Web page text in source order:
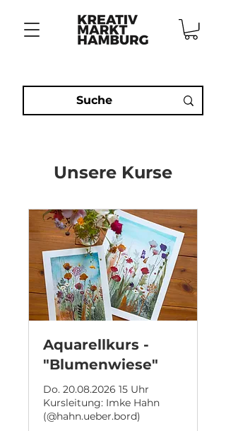
Unsere Kurse
Aquarellkurs -
"Blumenwiese"
Do. 20.08.2026 15 Uhr
Kursleitung: Imke Hahn
(@hahn.ueber.bord)